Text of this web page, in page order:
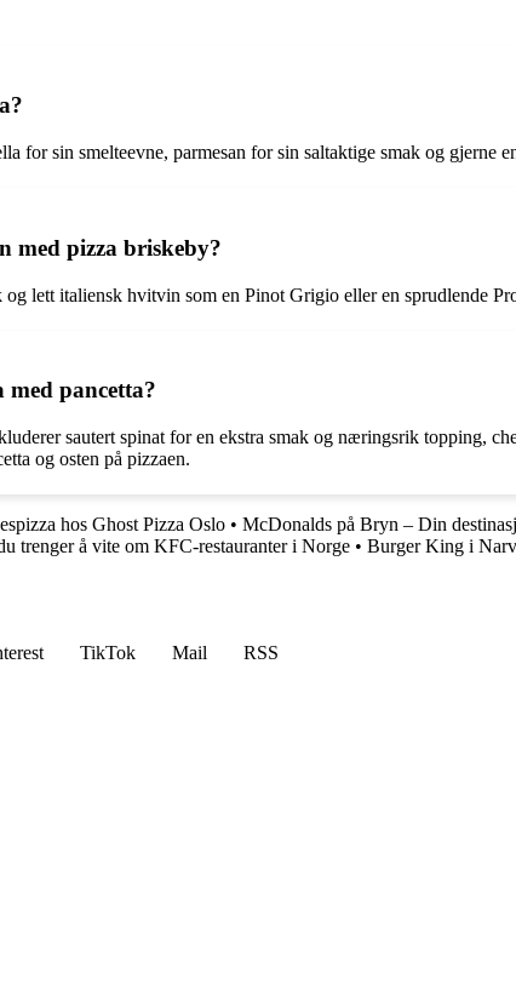
for sin smelteevne, parmesan for sin saltaktige smak og gjerne
med pizza briskeby?
lett italiensk hvitvin som en Pinot Grigio eller en sprudlende
pancetta?
sautert spinat for en ekstra smak og næringsrik topping,
og osten på pizzaen.
hos Ghost Pizza Oslo • McDonalds på Bryn – Din
trenger å vite om KFC-restauranter i Norge • Burger King i
TikTok Mail
RSS